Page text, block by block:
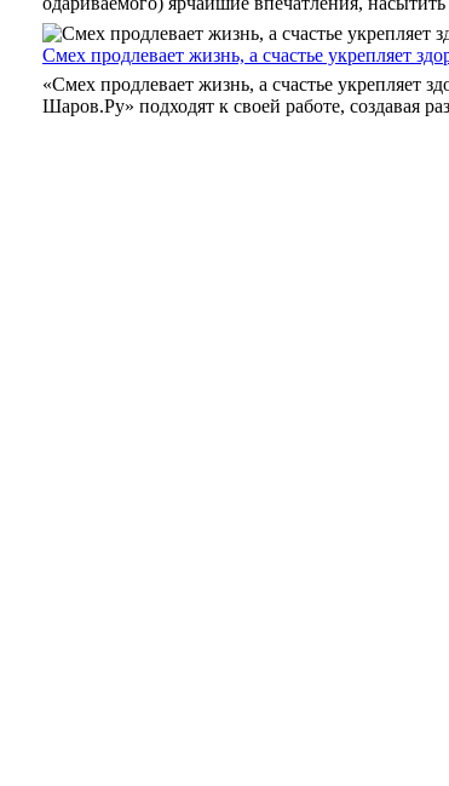
Смех продлевает жизнь, а счастье укрепляет
«Смех продлевает жизнь, а счастье укрепляет
Шаров.Ру» подходят к своей работе, создавая